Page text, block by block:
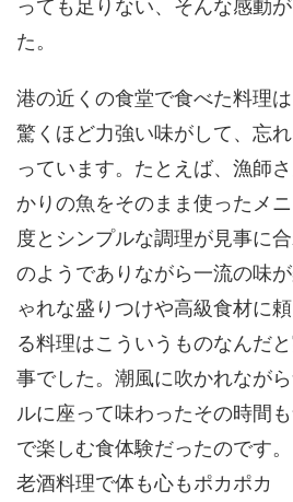
っても足りない、そんな感動
た。
港の近くの食堂で食べた料理
驚くほど力強い味がして、忘
っています。たとえば、漁師
かりの魚をそのまま使ったメ
度とシンプルな調理が見事に
のようでありながら一流の味
ゃれな盛りつけや高級食材に
る料理はこういうものなんだ
事でした。潮風に吹かれなが
ルに座って味わったその時間
で楽しむ食体験だったのです。
老酒料理で体も心もポカポカ